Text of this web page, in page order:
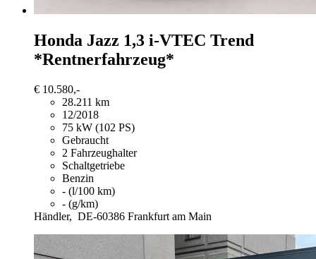
Honda Jazz 1,3 i-VTEC Trend
*Rentnerfahrzeug*
€ 10.580,-
28.211 km
12/2018
75 kW (102 PS)
Gebraucht
2 Fahrzeughalter
Schaltgetriebe
Benzin
- (l/100 km)
- (g/km)
Händler, DE-60386 Frankfurt am Main